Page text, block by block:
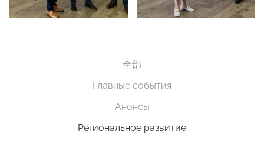
全部
Главные события
Анонсы
Региональное развитие